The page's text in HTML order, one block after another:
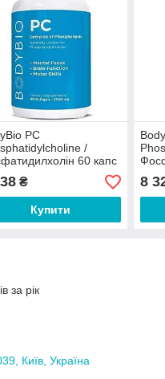
PC
/
60 капс
₴
Купити
8
за рік
Київ, Україна